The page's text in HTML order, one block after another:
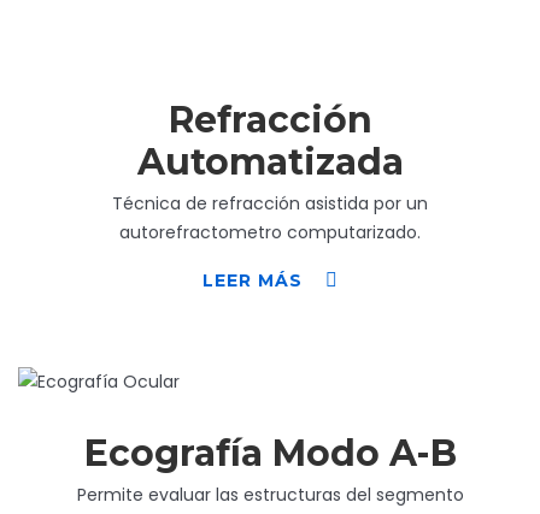
Refracción
Automatizada
Técnica de refracción asistida por un
autorefractometro computarizado.
LEER MÁS
Ecografía Modo A-B
Permite evaluar las estructuras del segmento